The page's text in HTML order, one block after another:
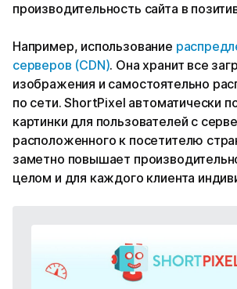
производительность сайта в
Например, использование
серверов (CDN). Она хранит все
изображения и самостоятельно
по сети. ShortPixel автоматически
картинки для пользователей с
расположенного к посетителю
заметно повышает
целом и для каждого клиента